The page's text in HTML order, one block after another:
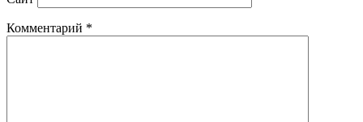
Комментарий *